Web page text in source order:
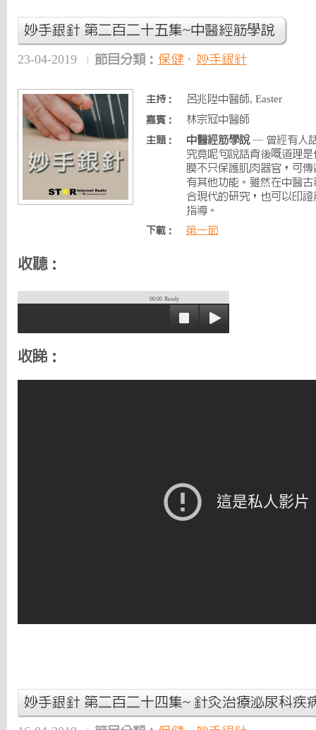
妙手銀針 第二百二十五集~中醫經筋學說
23-04-2019 節目分類： 保健 、 妙手銀針
主持： 呂兆陞中醫師, Easter
嘉賓： 林宗冠中醫師
主題： 中醫經筋學說— 曾經有人
究竟呢句說話背後嘅道理
膜不只保護肌肉器官，可
有其他功能。雖然在中醫
合現代的研究，也可以印
指導。
下載： 第一節
收聽：
00:00 Ready
收睇：
妙手銀針 第二百二十四集~ 針灸治療泌尿科疾